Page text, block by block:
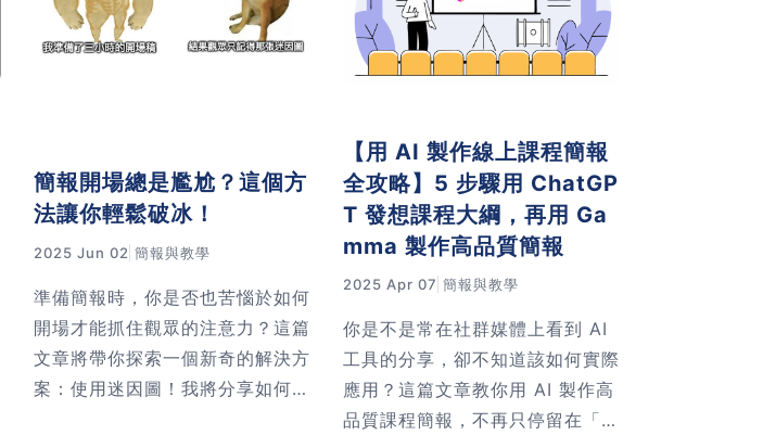
片。這樣做出來的簡報，你真的能
講。想知道具體怎麼操作？這篇文
簡報開場總是尷尬？這個方
法讓你輕鬆破冰！
2025 Jun 02 簡報與教學
準備簡報時，你是否也苦惱於如何
開場才能抓住觀眾的注意力？這篇
文章將帶你探索一個新奇的解決方
案：使用迷因圖！我將分享如何利
【用 AI 製作線上課程簡報
全攻略】5 步驟用 ChatGP
T 發想課程大綱，再用 Ga
mma 製作高品質簡報
2025 Apr 07 簡報與教學
你是不是常在社群媒體上看到 AI
工具的分享，卻不知道該如何實際
應用？這篇文章教你用 AI 製作高
品質課程簡報，不再只停留在「AI